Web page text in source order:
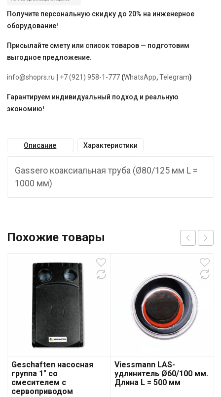
Получите персональную скидку до 20% на инженерное
оборудование!
Присылайте смету или список товаров — подготовим
выгодное предложение.
info@shoprs.ru +7 (921) 958-1-777 (WhatsApp,Telegram)
Гарантируем индивидуальный подход и реальную
экономию!
Описание Характеристики
Gassero коаксиальная труба (Ø80/125 мм L =
1000 мм)
Похожие товары
Geschaften насосная
группа 1″ со
смесителем с
сервоприводом
Viessmann LAS-
удлинитель Ø60/100 мм.
Длина L = 500 мм